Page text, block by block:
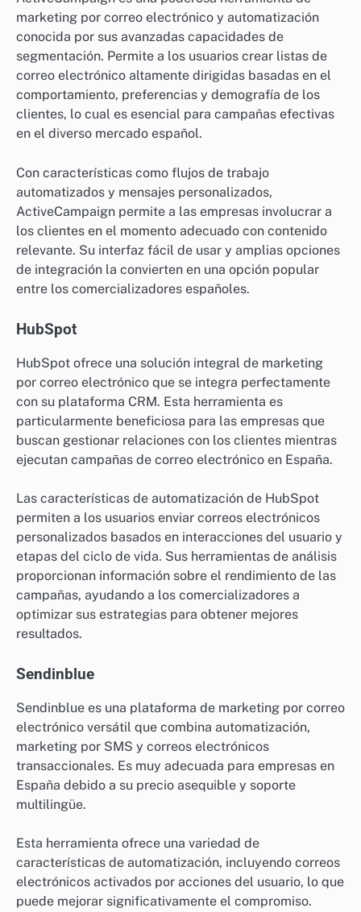
marketing por correo electrónico y automatización
conocida por sus avanzadas capacidades de
segmentación. Permite a los usuarios crear listas de
correo electrónico altamente dirigidas basadas en el
comportamiento, preferencias y demografía de los
clientes, lo cual es esencial para campañas efectivas
en el diverso mercado español.
Con características como flujos de trabajo
automatizados y mensajes personalizados,
ActiveCampaign permite a las empresas involucrar a
los clientes en el momento adecuado con contenido
relevante. Su interfaz fácil de usar y amplias opciones
de integración la convierten en una opción popular
entre los comercializadores españoles.
HubSpot
HubSpot ofrece una solución integral de marketing
por correo electrónico que se integra perfectamente
con su plataforma CRM. Esta herramienta es
particularmente beneficiosa para las empresas que
buscan gestionar relaciones con los clientes mientras
ejecutan campañas de correo electrónico en España.
Las características de automatización de HubSpot
permiten a los usuarios enviar correos electrónicos
personalizados basados en interacciones del usuario y
etapas del ciclo de vida. Sus herramientas de análisis
proporcionan información sobre el rendimiento de las
campañas, ayudando a los comercializadores a
optimizar sus estrategias para obtener mejores
resultados.
Sendinblue
Sendinblue es una plataforma de marketing por correo
electrónico versátil que combina automatización,
marketing por SMS y correos electrónicos
transaccionales. Es muy adecuada para empresas en
España debido a su precio asequible y soporte
multilingüe.
Esta herramienta ofrece una variedad de
características de automatización, incluyendo correos
electrónicos activados por acciones del usuario, lo que
puede mejorar significativamente el compromiso.